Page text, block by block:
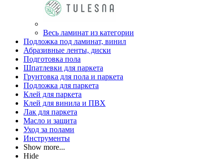
Весь ламинат из категории
Подложка под ламинат, винил
Абразивные ленты, диски
Подготовка пола
Шпатлевки для паркета
Грунтовка для пола и паркета
Подложка для паркета
Клей для паркета
Клей для винила и ПВХ
Лак для паркета
Масло и защита
Уход за полами
Инструменты
Show more...
Hide